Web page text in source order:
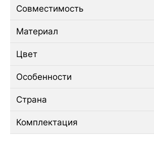
Совместимость
Материал
Цвет
Особенности
Страна
Комплектация